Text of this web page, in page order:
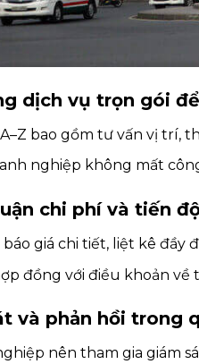
dịch vụ trọn gói
bao gồm tư vấn vị trí,
nghiệp không mất
chi phí và tiến
báo giá chi tiết, liệt kê đầy
đồng với điều khoản về
và phản hồi trong
nên tham gia giám